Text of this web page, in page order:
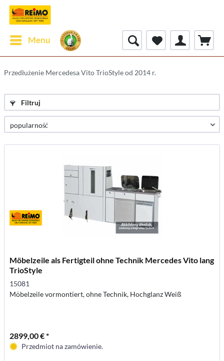
Menu
Przedłużenie Mercedesa Vito TrioStyle od 2014 r.
Filtruj
Möbelzeile als Fertigteil ohne Technik Mercedes Vito lang
TrioStyle
15081
Möbelzeile vormontiert, ohne Technik, Hochglanz Weiß
2899,00 € *
Przedmiot na zamówienie.